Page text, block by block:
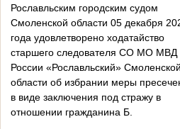
Рославльским городским судом
Смоленской области 05 декабря
года удовлетворено ходатайство
старшего следователя СО МО МВД
России «Рославльский» Смоленской
области об избрании меры
в виде заключения под стражу в
отношении гражданина Б.